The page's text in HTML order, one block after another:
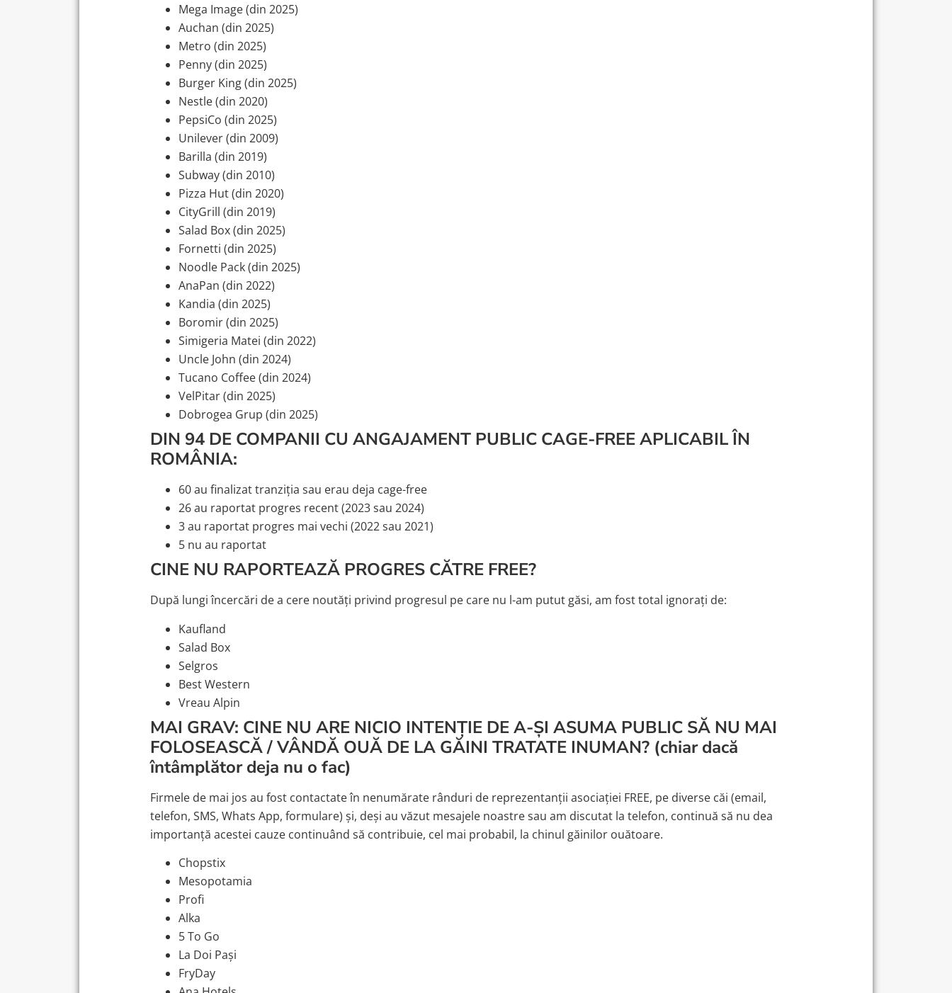
Mega Image (din 2025)
Auchan (din 2025)
Metro (din 2025)
Penny (din 2025)
Burger King (din 2025)
Nestle (din 2020)
PepsiCo (din 2025)
Unilever (din 2009)
Barilla (din 2019)
Subway (din 2010)
Pizza Hut (din 2020)
CityGrill (din 2019)
Salad Box (din 2025)
Fornetti (din 2025)
Noodle Pack (din 2025)
AnaPan (din 2022)
Kandia (din 2025)
Boromir (din 2025)
Simigeria Matei (din 2022)
Uncle John (din 2024)
Tucano Coffee (din 2024)
VelPitar (din 2025)
Dobrogea Grup (din 2025)
DIN 94 DE COMPANII CU ANGAJAMENT PUBLIC CAGE-FREE APLICABIL ÎN
ROMÂNIA:
60 au finalizat tranziția sau erau deja cage-free
26 au raportat progres recent (2023 sau 2024)
3 au raportat progres mai vechi (2022 sau 2021)
5 nu au raportat
CINE NU RAPORTEAZĂ PROGRES CĂTRE FREE?
După lungi încercări de a cere noutăți privind progresul pe care nu l-am putut găsi, am fost total ignorați de:
Kaufland
Salad Box
Selgros
Best Western
Vreau Alpin
MAI GRAV: CINE NU ARE NICIO INTENȚIE DE A-ȘI ASUMA PUBLIC SĂ NU MAI
FOLOSEASCĂ / VÂNDĂ OUĂ DE LA GĂINI TRATATE INUMAN? (chiar dacă
întâmplător deja nu o fac)
Firmele de mai jos au fost contactate în nenumărate rânduri de reprezentanții asociației FREE, pe diverse căi (email,
telefon, SMS, Whats App, formulare) și, deși au văzut mesajele noastre sau am discutat la telefon, continuă să nu dea
importanță acestei cauze continuând să contribuie, cel mai probabil, la chinul găinilor ouătoare.
Chopstix
Mesopotamia
Profi
Alka
5 To Go
La Doi Pași
FryDay